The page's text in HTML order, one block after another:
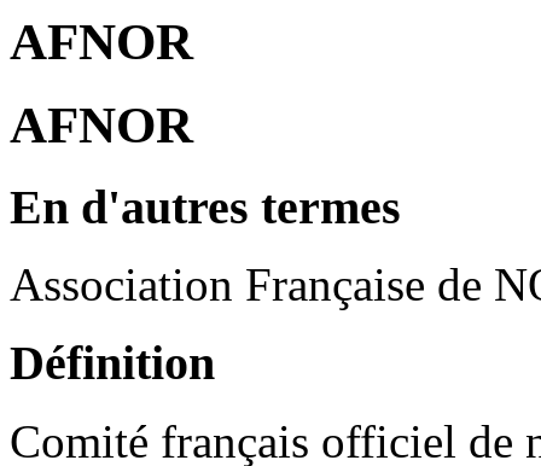
AFNOR
AFNOR
En d'autres termes
Association Française de
Définition
Comité français officiel de